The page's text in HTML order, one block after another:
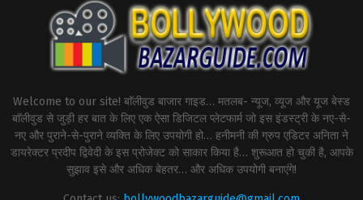
Welcome to our site! बाॅलीवुड बाजार गाइड… मतलब- न्यूज, व्यूज और यूज बेस्ड
बाॅलीवुड से जुड़ी हर बात के लिए एक ऐसा डिजिटल प्लेटफार्म जो इस इंडस्ट्री के नए-से-
नए और पुराने-से-पुराने व्यक्ति के लिए उपयोगी हो… हनीमनी की ग्रुप एडिटर अनिता ने
डायरेक्टर प्रदीप द्विवेदी के इस प्रोजेक्ट को साकार किया है… शुरूआत हो चुकी है, आपके
सुझाव इसे और अधिक बेहतर… और अधिक उपयोगी बनाएंगे!